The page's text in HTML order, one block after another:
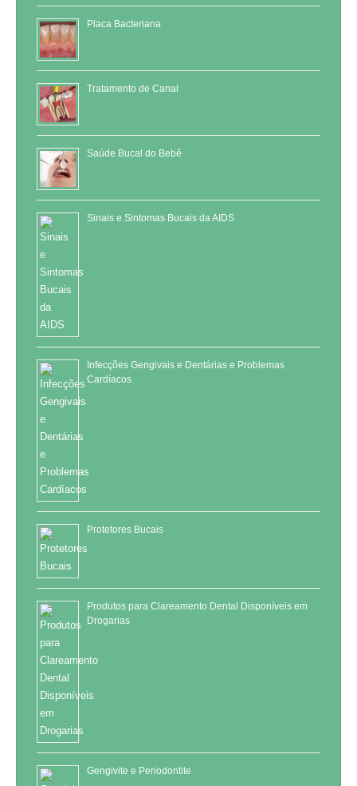
Placa Bacteriana
Tratamento de Canal
Saúde Bucal do Bebê
Sinais e Sintomas Bucais da AIDS
Infecções Gengivais e Dentárias e Problemas
Cardíacos
Protetores Bucais
Produtos para Clareamento Dental Disponíveis em
Drogarias
Gengivite e Periodontite